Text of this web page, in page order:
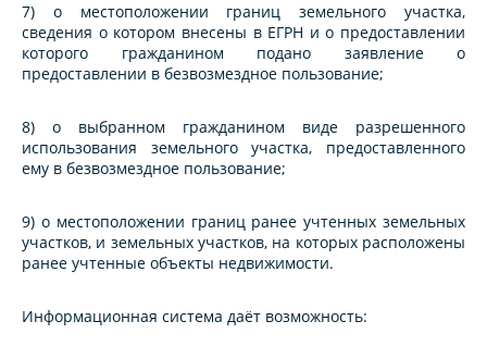
7) о местоположении границ земельного участка,
сведения о котором внесены в ЕГРН и о предоставлении
которого гражданином подано заявление о
предоставлении в безвозмездное пользование;
8) о выбранном гражданином виде разрешенного
использования земельного участка, предоставленного
ему в безвозмездное пользование;
9) о местоположении границ ранее учтенных земельных
участков, и земельных участков, на которых расположены
ранее учтенные объекты недвижимости.
Информационная система даёт возможность: